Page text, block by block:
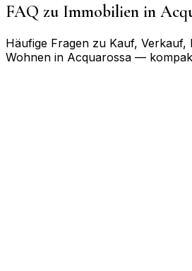
FAQ zu Immobilien in
Häufige Fragen zu Kauf, Verkauf,
Wohnen in Acquarossa —